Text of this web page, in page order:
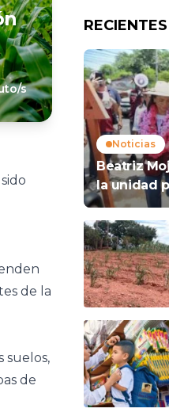
s
de la
suelos,
de
RECIENTES
Noticias
Beatriz
la unidad